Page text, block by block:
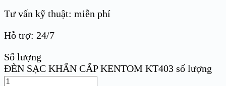
Tư vấn kỹ thuật: miễn phí
Hỗ trợ: 24/7
Số lượng
ĐÈN SẠC KHẨN CẤP KENTOM KT403 số lượng